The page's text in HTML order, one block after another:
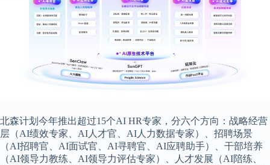
北森计划今年推出超过15个AI HR专家，分六个方向：战略经营
层（AI绩效专家、AI人才官、AI人力数据专家）、招聘场景
（AI招聘官、AI面试官、AI寻聘官、AI应聘助手）、干部培养
（AI领导力教练、AI领导力评估专家）、人才发展（AI陪练、